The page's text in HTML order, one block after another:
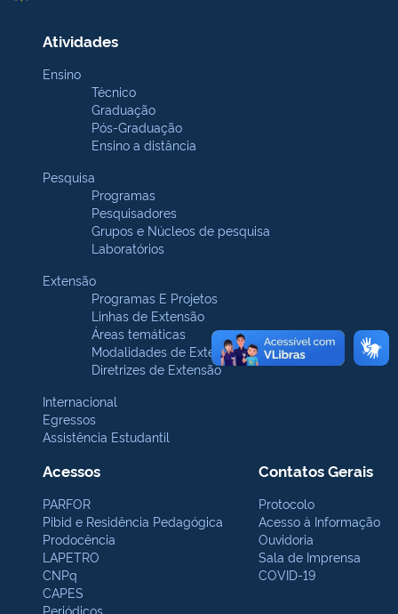
Atividades
Ensino
Técnico
Graduação
Pós-Graduação
Ensino a distância
Pesquisa
Programas
Pesquisadores
Grupos e Núcleos de pesquisa
Laboratórios
Extensão
Programas E Projetos
Linhas de Extensão
Áreas temáticas
Modalidades de Extensão
Diretrizes de Extensão
Internacional
Egressos
Assistência Estudantil
Acessos
PARFOR
Pibid e Residência Pedagógica
Prodocência
LAPETRO
CNPq
CAPES
Periódicos
Contatos Gerais
Protocolo
Acesso à Informação
Ouvidoria
Sala de Imprensa
COVID-19